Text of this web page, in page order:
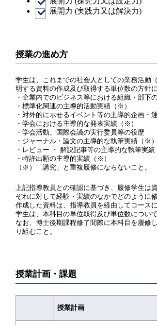
展開力 (実践力又は解決力)
授業の進め方
学生は、これまでの社会人としての業務活動
明する資料の作成及び取得する単位数の方針
・企業内でのビジネス等における組織・部下
・標準化関連の主導的活動実績（※）
・対外的に示せるイベント等の主導的企画・
・学会における主導的な発表実績（※）
・学会活動、国際会議の実行委員等の役歴
・ジャーナル・論文の主導的な執筆実績（※）
・レビュー ・ 解説記事等の主導的な執筆実績
・特許出願の主導的実績（※）
（※）「講究」と重複履修にならないこと。
上記指導教員との確認に基づき、履修学生
ぞれに対して経験・実績のなかでどのように
作成した資料は、指導教員を経由してコース
学生は、本科目の単位取得及び単位数につい
なお、博士後期課程修了間際に本科目を履修
り組むこと。
授業計画・課題
授業計画